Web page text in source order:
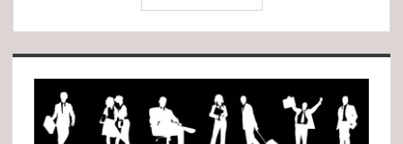
Rodenburg
Sidebar